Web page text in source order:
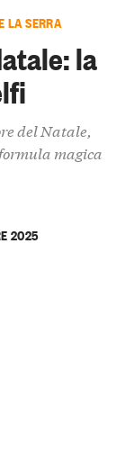
LA SERRA
la
del Natale,
magica
2025